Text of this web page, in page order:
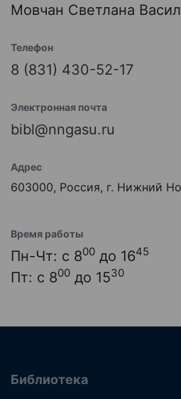
Мовчан Светлана
Телефон
8 (831) 430-52-17
Электронная почта
bibl@nngasu.ru
Адрес
603000, Россия, г. Нижний
Время работы
Пн-Чт: с 800 до 1645
Пт: с 800 до 1530
Библиотека